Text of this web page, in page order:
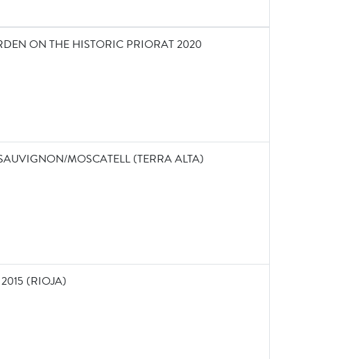
ON THE HISTORIC PRIORAT 2020
MOSCATELL (TERRA ALTA)
(RIOJA)